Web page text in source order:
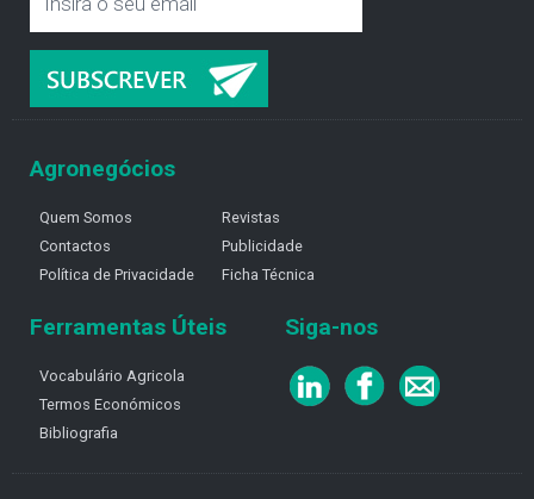
Agronegócios
Quem Somos
Contactos
Política de Privacidade
Revistas
Publicidade
Ficha Técnica
Ferramentas Úteis
Vocabulário Agricola
Termos Económicos
Bibliografia
Siga-nos